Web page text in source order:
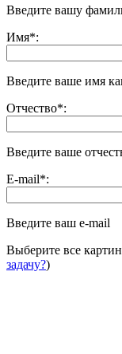
Введите вашу
Имя*:
Введите ваше имя
Отчество*:
Введите ваше
E-mail*:
Введите ваш e-mail
Выберите все
задачу?)